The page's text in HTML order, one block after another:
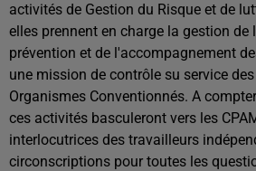
activités de Gestion du Risque et de
elles prennent en charge la gestion de
prévention et de l'accompagnement
une mission de contrôle su service
Organismes Conventionnés. A
ces activités basculeront vers les
interlocutrices des travailleurs
circonscriptions pour toutes les